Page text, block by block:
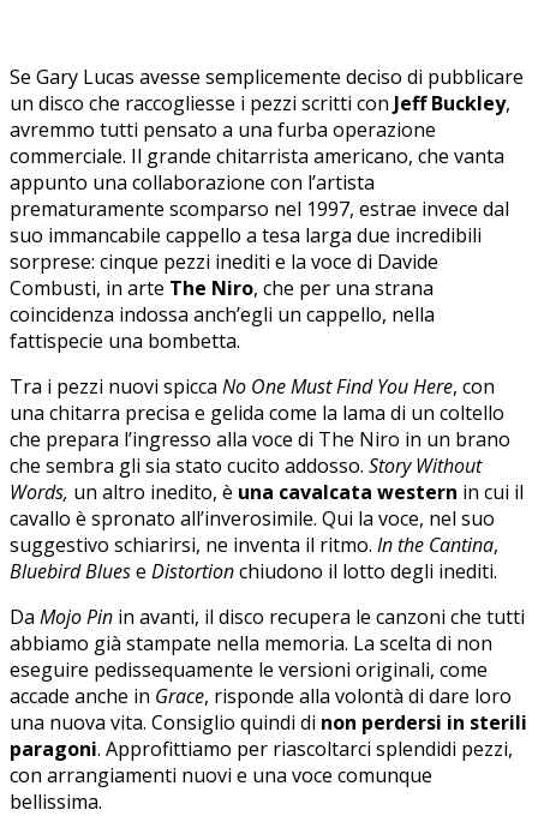
Se Gary Lucas avesse semplicemente deciso di pubblicare
un disco che raccogliesse i pezzi scritti con Jeff Buckley,
avremmo tutti pensato a una furba operazione
commerciale. Il grande chitarrista americano, che vanta
appunto una collaborazione con l’artista
prematuramente scomparso nel 1997, estrae invece dal
suo immancabile cappello a tesa larga due incredibili
sorprese: cinque pezzi inediti e la voce di Davide
Combusti, in arte The Niro, che per una strana
coincidenza indossa anch’egli un cappello, nella
fattispecie una bombetta.
Tra i pezzi nuovi spicca No One Must Find You Here, con
una chitarra precisa e gelida come la lama di un coltello
che prepara l’ingresso alla voce di The Niro in un brano
che sembra gli sia stato cucito addosso. Story Without
Words, un altro inedito, è una cavalcata western in cui il
cavallo è spronato all’inverosimile. Qui la voce, nel suo
suggestivo schiarirsi, ne inventa il ritmo. In the Cantina,
Bluebird Bluese Distortionchiudono il lotto degli inediti.
Da Mojo Pin in avanti, il disco recupera le canzoni che tutti
abbiamo già stampate nella memoria. La scelta di non
eseguire pedissequamente le versioni originali, come
accade anche in Grace, risponde alla volontà di dare loro
una nuova vita. Consiglio quindi di non perdersi in sterili
paragoni. Approfittiamo per riascoltarci splendidi pezzi,
con arrangiamenti nuovi e una voce comunque
bellissima.